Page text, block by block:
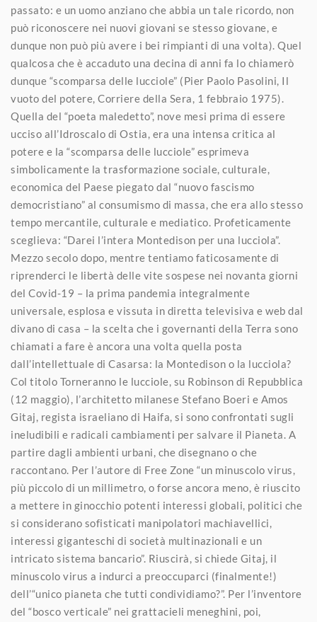
passato: e un uomo anziano che abbia un tale ricordo, non
può riconoscere nei nuovi giovani se stesso giovane, e
dunque non può più avere i bei rimpianti di una volta). Quel
qualcosa che è accaduto una decina di anni fa lo chiamerò
dunque “scomparsa delle lucciole” (Pier Paolo Pasolini, Il
vuoto del potere, Corriere della Sera, 1 febbraio 1975).
Quella del “poeta maledetto”, nove mesi prima di essere
ucciso all’Idroscalo di Ostia, era una intensa critica al
potere e la “scomparsa delle lucciole” esprimeva
simbolicamente la trasformazione sociale, culturale,
economica del Paese piegato dal “nuovo fascismo
democristiano” al consumismo di massa, che era allo stesso
tempo mercantile, culturale e mediatico. Profeticamente
sceglieva: “Darei l’intera Montedison per una lucciola”.
Mezzo secolo dopo, mentre tentiamo faticosamente di
riprenderci le libertà delle vite sospese nei novanta giorni
del Covid-19 – la prima pandemia integralmente
universale, esplosa e vissuta in diretta televisiva e web dal
divano di casa – la scelta che i governanti della Terra sono
chiamati a fare è ancora una volta quella posta
dall’intellettuale di Casarsa: la Montedison o la lucciola?
Col titolo Torneranno le lucciole, su Robinson di Repubblica
(12 maggio), l’architetto milanese Stefano Boeri e Amos
Gitaj, regista israeliano di Haifa, si sono confrontati sugli
ineludibili e radicali cambiamenti per salvare il Pianeta. A
partire dagli ambienti urbani, che disegnano o che
raccontano. Per l’autore di Free Zone “un minuscolo virus,
più piccolo di un millimetro, o forse ancora meno, è riuscito
a mettere in ginocchio potenti interessi globali, politici che
si considerano sofisticati manipolatori machiavellici,
interessi giganteschi di società multinazionali e un
intricato sistema bancario”. Riuscirà, si chiede Gitaj, il
minuscolo virus a indurci a preoccuparci (finalmente!)
dell’“unico pianeta che tutti condividiamo?”. Per l’inventore
del “bosco verticale” nei grattacieli meneghini, poi,